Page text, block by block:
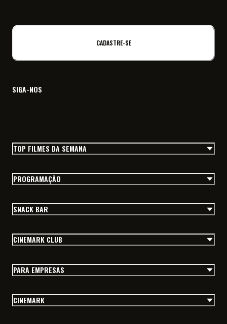
CADASTRE-SE
SIGA-NOS
TOP FILMES DA SEMANA
PROGRAMAÇÃO
SNACK BAR
CINEMARK CLUB
PARA EMPRESAS
CINEMARK